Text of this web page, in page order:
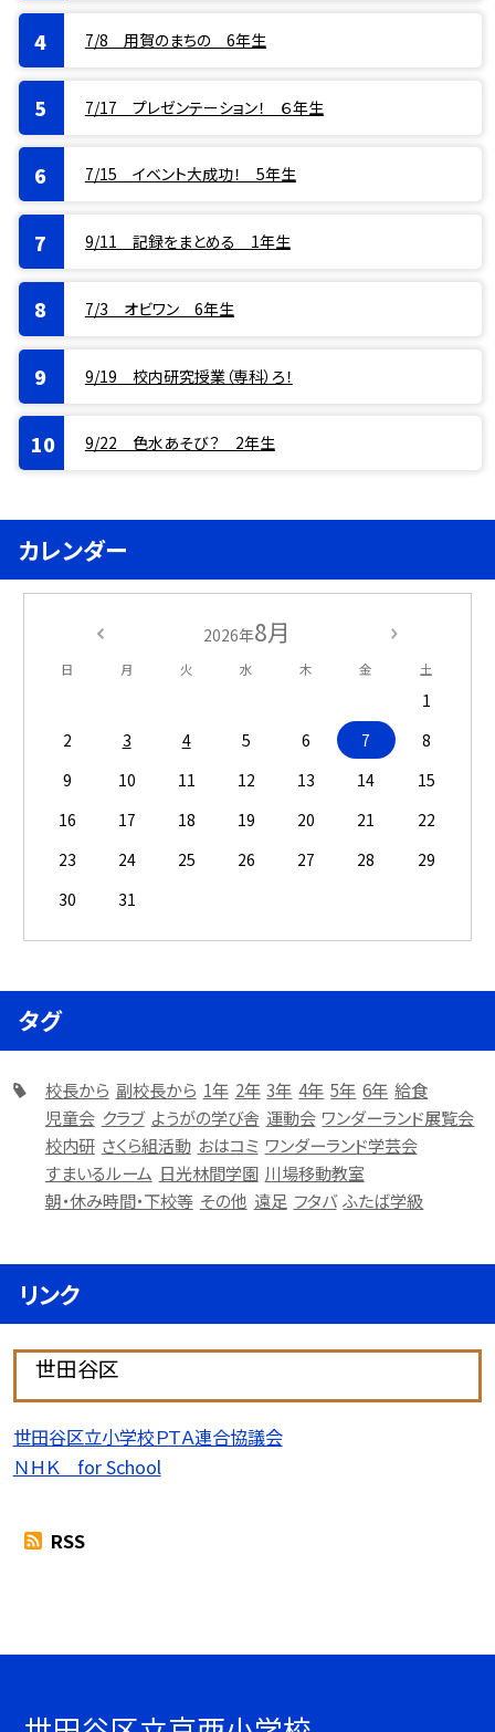
7/8 用賀のまちの 6年生
7/17 プレゼンテーション！ ６年生
7/15 イベント大成功！ 5年生
9/11 記録をまとめる 1年生
7/3 オビワン 6年生
9/19 校内研究授業（専科）ろ！
9/22 色水あそび？ 2年生
カレンダー
2026年8月
日 月 火 水 木 金 土
1
2
3 4 5 6 7
8
9
10 11 12 13 14
15
16
17 18 19 20 21
22
23
24 25 26 27 28
29
30
31
タグ
校長から 副校長から 1年 2年 3年 4年 5年 6年 給食
児童会 クラブ ようがの学び舎 運動会 ワンダーランド展覧会
校内研 さくら組活動 おはコミ ワンダーランド学芸会
すまいるルーム 日光林間学園 川場移動教室
朝・休み時間・下校等 その他 遠足 フタバ ふたば学級
リンク
世田谷区
世田谷区立小学校ＰＴＡ連合協議会
ＮＨＫ for School
RSS